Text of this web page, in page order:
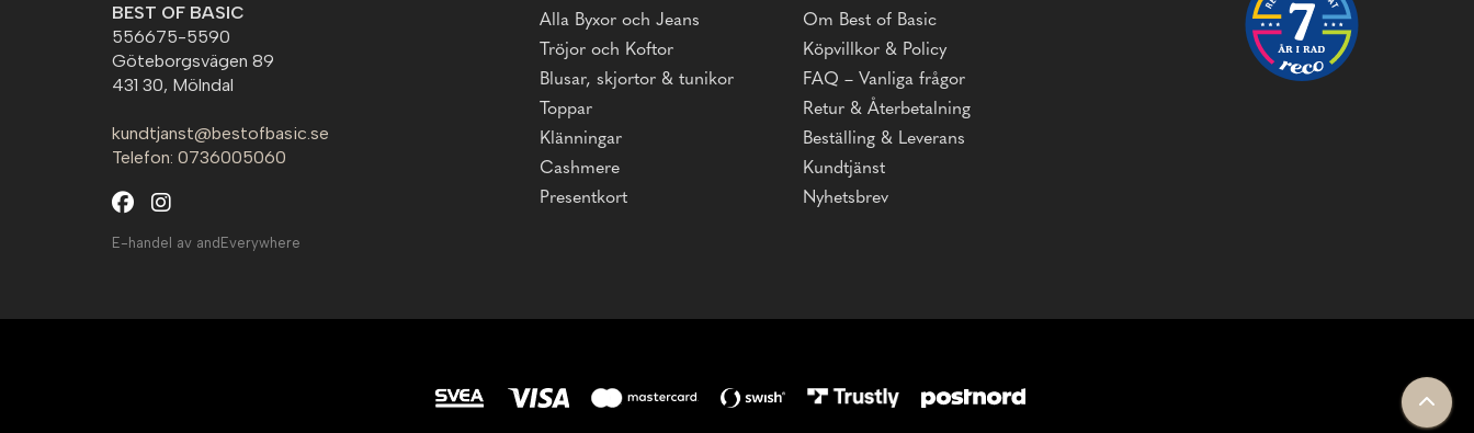
BEST OF BASIC
556675-5590
Göteborgsvägen 89
431 30, Mölndal
kundtjanst@bestofbasic.se
Telefon: 0736005060
E-handel av andEverywhere
Alla Byxor och Jeans
Tröjor och Koftor
Blusar, skjortor & tunikor
Toppar
Klänningar
Cashmere
Presentkort
Om Best of Basic
Köpvillkor & Policy
FAQ – Vanliga frågor
Retur & Återbetalning
Beställing & Leverans
Kundtjänst
Nyhetsbrev